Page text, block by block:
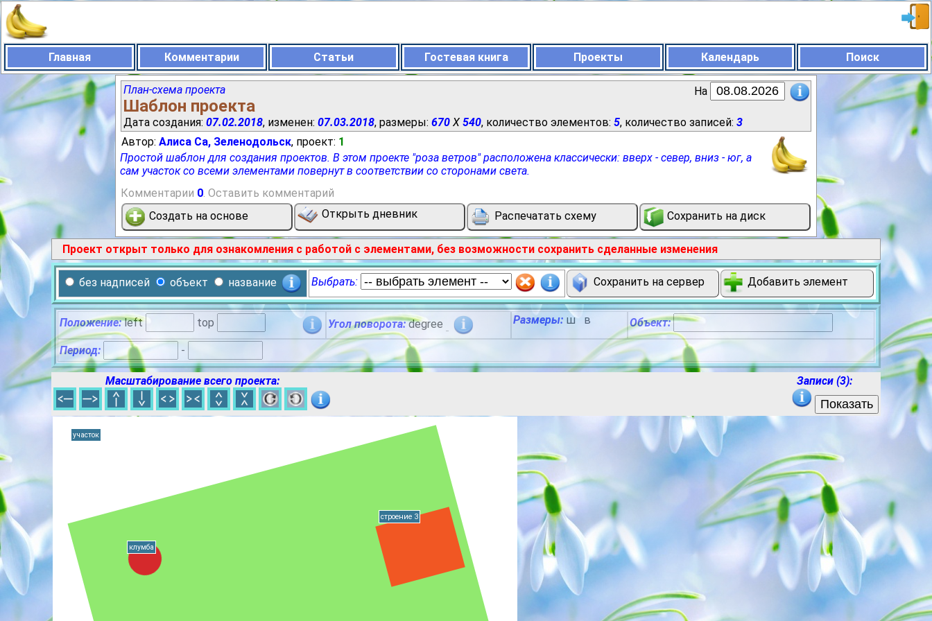
Главная Комментарии Статьи Гостевая книга Проекты Календарь Поиск
На
План-схема проекта
Шаблон проекта
Дата создания: 07.02.2018, изменен: 07.03.2018, размеры: 670 X 540, количество элементов: 5, количество записей: 3
Автор: Алиса Са, Зеленодольск, проект: 1
Простой шаблон для создания проектов. В этом проекте "роза ветров" расположена классически: вверх - север, вниз - юг, а
сам участок со всеми элементами повернут в соответствии со сторонами света.
Комментарии 0. Оставить комментарий
Создать на основе
Открыть дневник Распечатать схему Сохранить на диск
Проект открыт только для ознакомления с работой с элементами, без возможности сохранить сделанные изменения
без надписей объект название Выбрать: Сохранить на сервер Добавить элемент
Положение:left top Угол поворота:degree Размеры: ш в Объект:
Период: -
Масштабирование всего проекта: Записи (3):
участок
клумба
строение 3